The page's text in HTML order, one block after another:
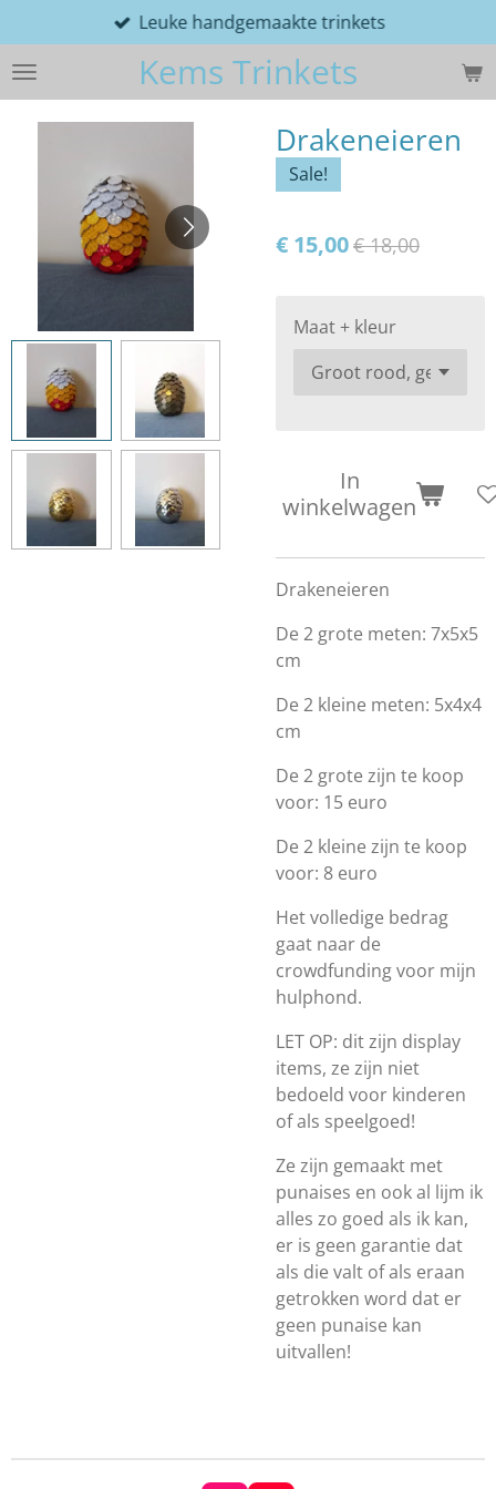
direct
naar
de
Kems Trinkets
Leuke handgemaakte trinkets
Drakeneieren
Sale!
€ 15,00€ 18,00
Maat + kleur
In
winkelwagen
Drakeneieren
De 2 grote meten: 7x5x5
cm
De 2 kleine meten: 5x4x4
cm
De 2 grote zijn te koop
voor: 15 euro
De 2 kleine zijn te koop
voor: 8 euro
Het volledige bedrag
gaat naar de
crowdfunding voor mijn
hulphond.
LET OP: dit zijn display
items, ze zijn niet
bedoeld voor kinderen
of als speelgoed!
Ze zijn gemaakt met
punaises en ook al lijm ik
alles zo goed als ik kan,
er is geen garantie dat
als die valt of als eraan
getrokken word dat er
geen punaise kan
uitvallen!